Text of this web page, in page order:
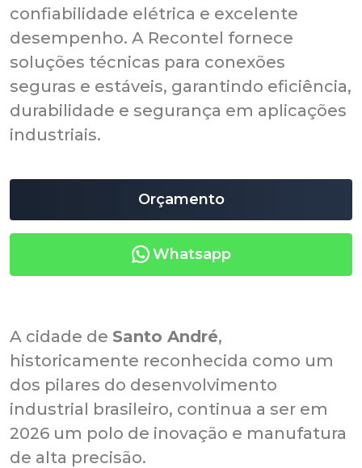
confiabilidade elétrica e excelente
desempenho. A Recontel fornece
soluções técnicas para conexões
seguras e estáveis, garantindo eficiência,
durabilidade e segurança em aplicações
industriais.
Orçamento
Whatsapp
A cidade de Santo André,
historicamente reconhecida como um
dos pilares do desenvolvimento
industrial brasileiro, continua a ser em
2026 um polo de inovação e manufatura
de alta precisão.